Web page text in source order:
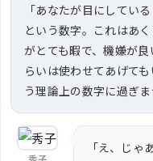
「あなたが目にしてい
という数字。これはあ
がとても暇で、機嫌が
らいは使わせてあげて
う理論上の数字に過ぎま
「え、じ